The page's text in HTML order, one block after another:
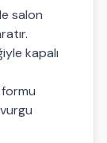
salon
kapalı